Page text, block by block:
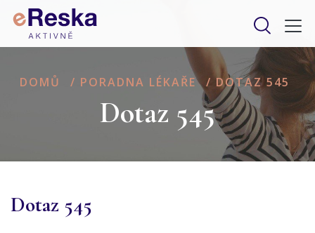
DOMŮ / PORADNA LÉKAŘE / DOTAZ 545
Dotaz 545
Dotaz 545